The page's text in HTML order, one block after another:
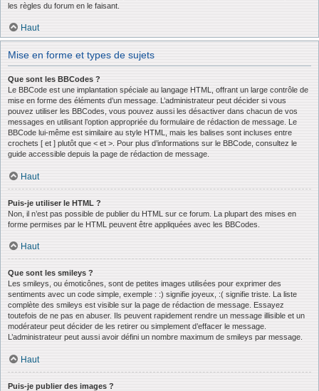
les règles du forum en le faisant.
Haut
Mise en forme et types de sujets
Que sont les BBCodes ?
Le BBCode est une implantation spéciale au langage HTML, offrant un large contrôle de
mise en forme des éléments d’un message. L’administrateur peut décider si vous
pouvez utiliser les BBCodes, vous pouvez aussi les désactiver dans chacun de vos
messages en utilisant l’option appropriée du formulaire de rédaction de message. Le
BBCode lui-même est similaire au style HTML, mais les balises sont incluses entre
crochets [ et ] plutôt que < et >. Pour plus d’informations sur le BBCode, consultez le
guide accessible depuis la page de rédaction de message.
Haut
Puis-je utiliser le HTML ?
Non, il n’est pas possible de publier du HTML sur ce forum. La plupart des mises en
forme permises par le HTML peuvent être appliquées avec les BBCodes.
Haut
Que sont les smileys ?
Les smileys, ou émoticônes, sont de petites images utilisées pour exprimer des
sentiments avec un code simple, exemple : :) signifie joyeux, :( signifie triste. La liste
complète des smileys est visible sur la page de rédaction de message. Essayez
toutefois de ne pas en abuser. Ils peuvent rapidement rendre un message illisible et un
modérateur peut décider de les retirer ou simplement d’effacer le message.
L’administrateur peut aussi avoir défini un nombre maximum de smileys par message.
Haut
Puis-je publier des images ?